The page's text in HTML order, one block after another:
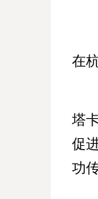
在
从
塔
促
功